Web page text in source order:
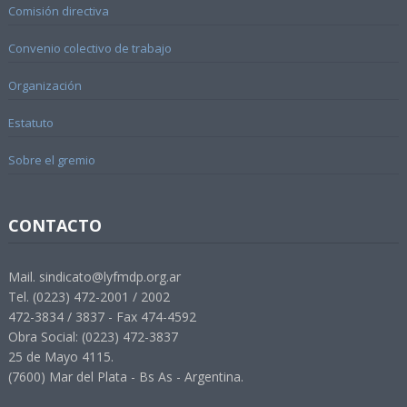
Comisión directiva
Convenio colectivo de trabajo
Organización
Estatuto
Sobre el gremio
CONTACTO
Mail. sindicato@lyfmdp.org.ar
Tel. (0223) 472-2001 / 2002
472-3834 / 3837 - Fax 474-4592
Obra Social: (0223) 472-3837
25 de Mayo 4115.
(7600) Mar del Plata - Bs As - Argentina.